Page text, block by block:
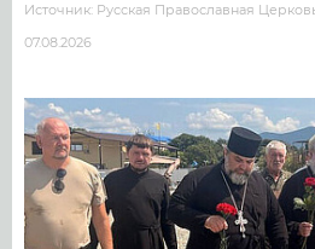
Источник: Русская Православная
07.08.2026